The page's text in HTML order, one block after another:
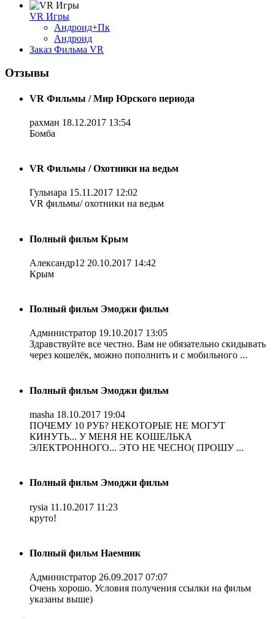
VR Игры
Андроид+Пк
Андроид
Заказ Фильма VR
Отзывы
VR Фильмы / Мир Юрского периода
рахман 18.12.2017 13:54
Бомба
VR Фильмы / Охотники на ведьм
Гульнара 15.11.2017 12:02
VR фильмы/ охотники на ведьм
Полный фильм Крым
Александр12 20.10.2017 14:42
Крым
Полный фильм Эмоджи фильм
Администратор 19.10.2017 13:05
Здравствуйте все честно. Вам не обязательно скидывать
через кошелёк, можно пополнить и с мобильного ...
Полный фильм Эмоджи фильм
masha 18.10.2017 19:04
ПОЧЕМУ 10 РУБ? НЕКОТОРЫЕ НЕ МОГУТ
КИНУТЬ... У МЕНЯ НЕ КОШЕЛЬКА
ЭЛЕКТРОННОГО... ЭТО НЕ ЧЕСНО( ПРОШУ ...
Полный фильм Эмоджи фильм
rysia 11.10.2017 11:23
круто!
Полный фильм Наемник
Администратор 26.09.2017 07:07
Очень хорошо. Условия получения ссылки на фильм
указаны выше)